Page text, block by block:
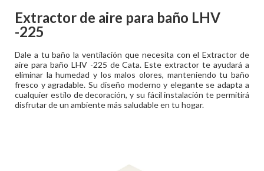
Extractor de aire para baño LHV
-225
Dale a tu baño la ventilación que necesita con el Extractor de
aire para baño LHV -225 de Cata. Este extractor te ayudará a
eliminar la humedad y los malos olores, manteniendo tu baño
fresco y agradable. Su diseño moderno y elegante se adapta a
cualquier estilo de decoración, y su fácil instalación te permitirá
disfrutar de un ambiente más saludable en tu hogar.